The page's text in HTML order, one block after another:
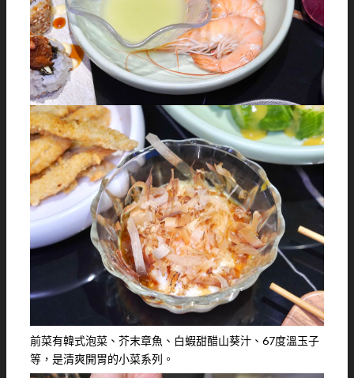
前菜有韓式泡菜、芥末章魚、白蝦甜醋山葵汁、67度溫玉子
等，是清爽開胃的小菜系列。